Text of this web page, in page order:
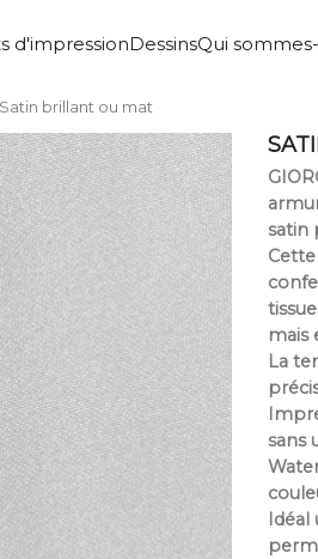
d'impressionDessinsQui
Satin brillant ou mat
satin
mais
La
sans
Idéal